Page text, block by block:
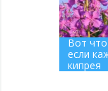
Вот
если
кипрея